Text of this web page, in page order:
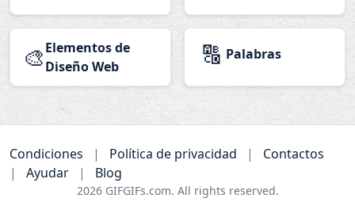
🎨Elementos de
Diseño Web
🔠 Palabras
Condiciones | Política de privacidad |
Contactos
|
Ayudar | Blog
2026GIFGIFs.com. All rights reserved.